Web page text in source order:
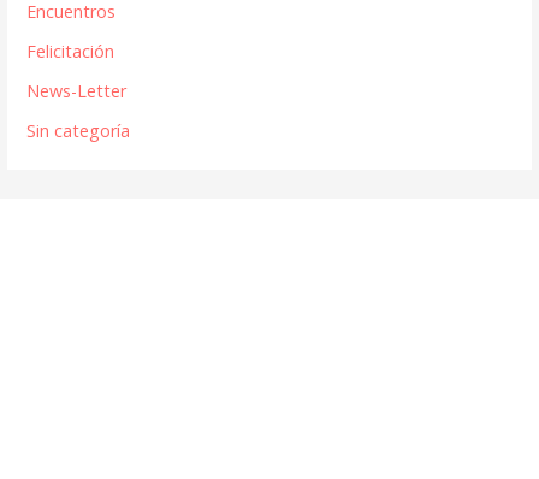
Encuentros
Felicitación
News-Letter
Sin categoría